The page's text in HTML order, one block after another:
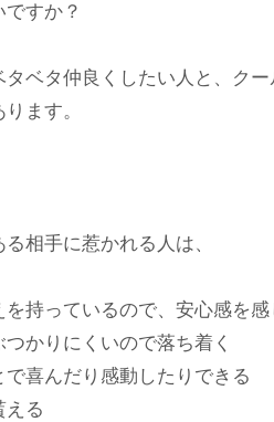
すか？
タベタ仲良くしたい人と、ク
ます。
相手に惹かれる人は、
を持っているので、安心感を感
つかりにくいので落ち着く
で喜んだり感動したりできる
える